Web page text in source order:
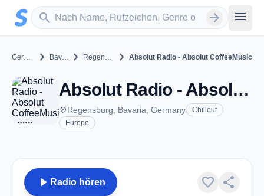
Zum Hauptinhalt springen
search
Sender suchen arrow_forward menu
Germany chevron_right Bavaria chevron_right Regensburg chevron_right Absolut Radio - Absolut CoffeeMusic
Absolut Radio - Absolut CoffeeMusic - Regensburg
placeRegensburg, Bavaria, Germany
Chillout
Europe
play_arrow Radio hören favorite share